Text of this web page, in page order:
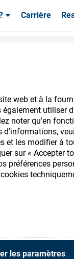
web et à la
utiliser
noter qu'en
et les modifier à
sur « Accepter
préférences
les paramètres
Carrière
vos